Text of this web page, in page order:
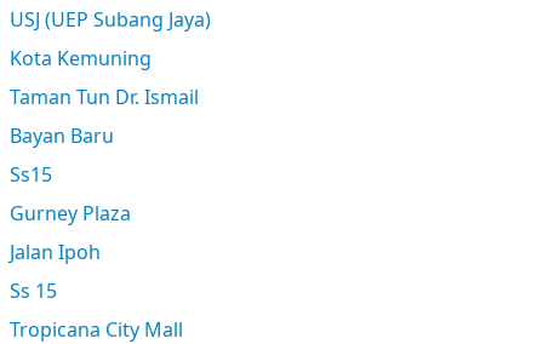
USJ (UEP Subang Jaya)
Kota Kemuning
Taman Tun Dr. Ismail
Bayan Baru
Ss15
Gurney Plaza
Jalan Ipoh
Ss 15
Tropicana City Mall